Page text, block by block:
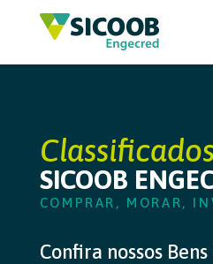
Classificados
SICOOB
COMPRAR, MORAR,
Confira nossos